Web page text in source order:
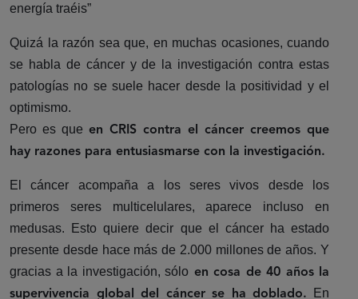
energía traéis”
Quizá la razón sea que, en muchas ocasiones, cuando
se habla de cáncer y de la investigación contra estas
patologías no se suele hacer desde la positividad y el
optimismo.
Pero es que en CRIS contra el cáncer creemos que
hay razones para entusiasmarse con la investigación.
El cáncer acompaña a los seres vivos desde los
primeros seres multicelulares, aparece incluso en
medusas. Esto quiere decir que el cáncer ha estado
presente desde hace más de 2.000 millones de años. Y
gracias a la investigación, sólo en cosa de 40 años la
supervivencia global del cáncer se ha doblado.
En